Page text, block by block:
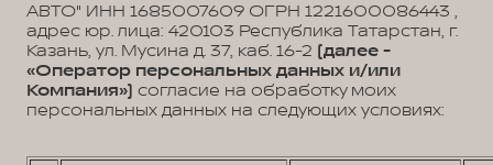
АВТО" ИНН 1685007609 ОГРН 1221600086443 ,
адрес юр. лица: 420103 Республика Татарстан, г.
Казань, ул. Мусина д. 37, каб. 16-2 (далее -
«Оператор персональных данных и/или
Компания») согласие на обработку моих
персональных данных на следующих условиях: